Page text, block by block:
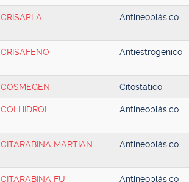
CRISAPLA Antineoplásico
CRISAFENO Antiestrogénico
COSMEGEN Citostático
COLHIDROL Antineoplásico
CITARABINA MARTIAN Antineoplásico
CITARABINA FU Antineoplásico